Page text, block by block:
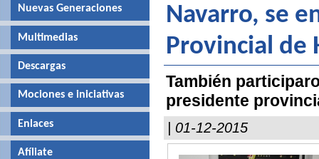
Navarro, se
Provincial de
También
presidente
| 01-12-2015
Nuevas Generaciones
Multimedias
Descargas
Mociones e iniciativas
Enlaces
Afíliate